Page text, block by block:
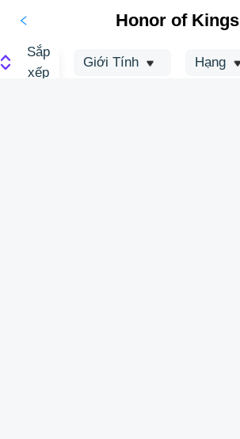
Honor of Kings
Sắp
xếp
Giới Tính Hạng